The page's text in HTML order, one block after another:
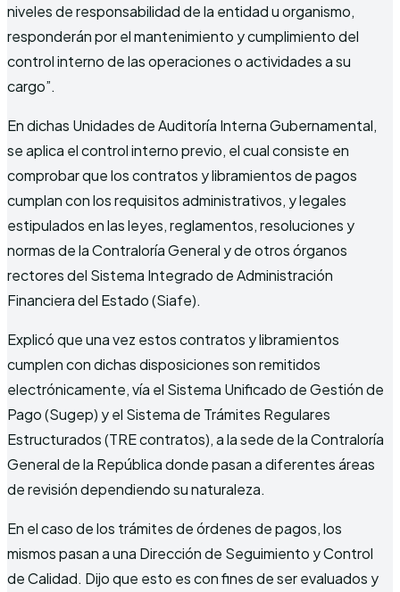
niveles de responsabilidad de la entidad u organismo,
responderán por el mantenimiento y cumplimiento del
control interno de las operaciones o actividades a su
cargo”.
En dichas Unidades de Auditoría Interna Gubernamental,
se aplica el control interno previo, el cual consiste en
comprobar que los contratos y libramientos de pagos
cumplan con los requisitos administrativos, y legales
estipulados en las leyes, reglamentos, resoluciones y
normas de la Contraloría General y de otros órganos
rectores del Sistema Integrado de Administración
Financiera del Estado (Siafe).
Explicó que una vez estos contratos y libramientos
cumplen con dichas disposiciones son remitidos
electrónicamente, vía el Sistema Unificado de Gestión de
Pago (Sugep) y el Sistema de Trámites Regulares
Estructurados (TRE contratos), a la sede de la Contraloría
General de la República donde pasan a diferentes áreas
de revisión dependiendo su naturaleza.
En el caso de los trámites de órdenes de pagos, los
mismos pasan a una Dirección de Seguimiento y Control
de Calidad. Dijo que esto es con fines de ser evaluados y